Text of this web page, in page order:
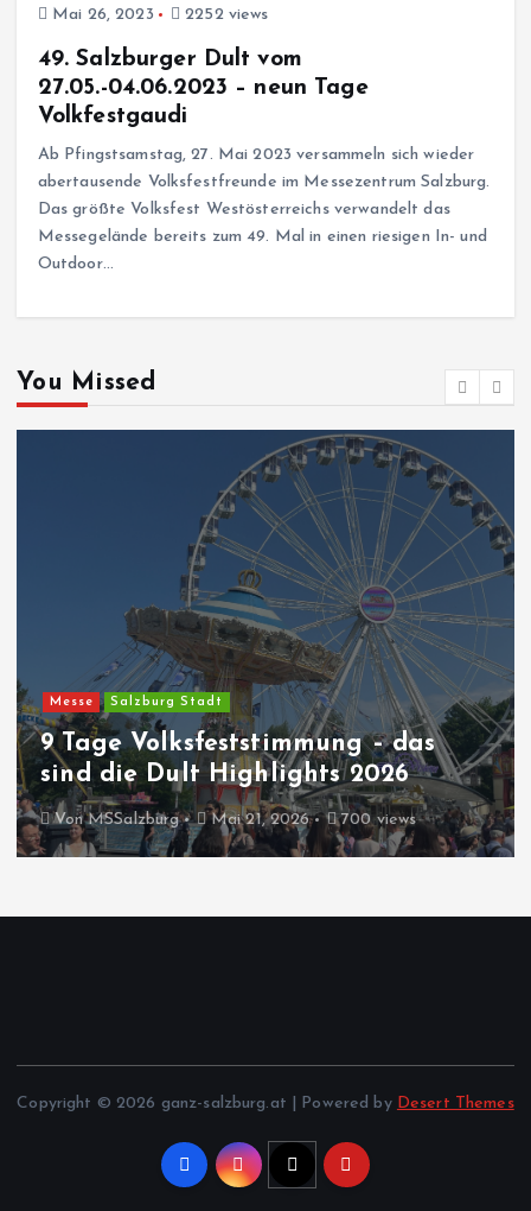
Mai 26, 2023
2252 views
49. Salzburger Dult vom
27.05.-04.06.2023 – neun Tage
Volkfestgaudi
Ab Pfingstsamstag, 27. Mai 2023 versammeln sich wieder
abertausende Volksfestfreunde im Messezentrum Salzburg.
Das größte Volksfest Westösterreichs verwandelt das
Messegelände bereits zum 49. Mal in einen riesigen In- und
Outdoor…
You Missed
Messe Salzburg Stadt
9 Tage Volksfeststimmung – das
sind die Dult Highlights 2026
VonMSSalzburg Mai 21, 2026 700 views
Copyright © 2026 ganz-salzburg.at | Powered by Desert Themes